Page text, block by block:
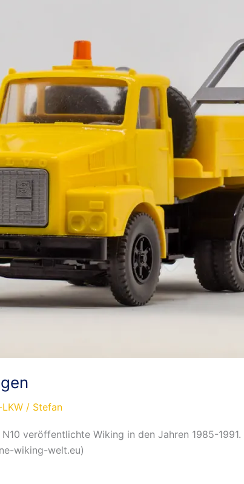
/ Stefan
veröffentlichte Wiking in den Jahren 1985-
wiking-welt.eu)